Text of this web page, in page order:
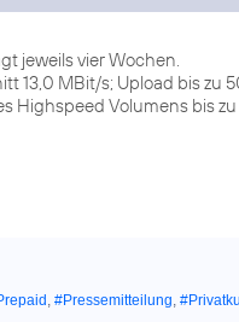
jeweils vier Wochen.
13,0 MBit/s; Upload bis
Highspeed Volumens bis zu
, #Pressemitteilung,